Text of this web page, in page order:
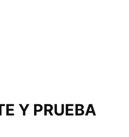
Y PRUEBA